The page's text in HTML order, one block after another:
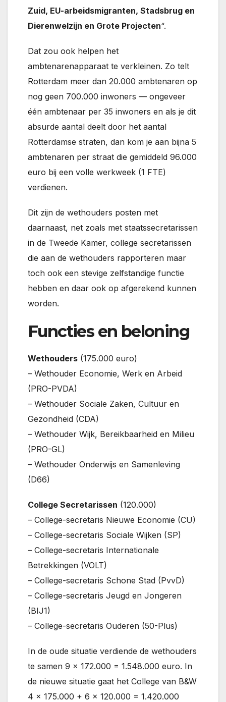
Zuid, EU-arbeidsmigranten, Stadsbrug en
Dierenwelzijn en Grote Projecten“.
Dat zou ook helpen het
ambtenarenapparaat te verkleinen. Zo telt
Rotterdam meer dan 20.000 ambtenaren op
nog geen 700.000 inwoners — ongeveer
één ambtenaar per 35 inwoners en als je dit
absurde aantal deelt door het aantal
Rotterdamse straten, dan kom je aan bijna 5
ambtenaren per straat die gemiddeld 96.000
euro bij een volle werkweek (1 FTE)
verdienen.
Dit zijn de wethouders posten met
daarnaast, net zoals met staatssecretarissen
in de Tweede Kamer, college secretarissen
die aan de wethouders rapporteren maar
toch ook een stevige zelfstandige functie
hebben en daar ook op afgerekend kunnen
worden.
Functies en beloning
Wethouders (175.000 euro)
– Wethouder Economie, Werk en Arbeid
(PRO-PVDA)
– Wethouder Sociale Zaken, Cultuur en
Gezondheid (CDA)
– Wethouder Wijk, Bereikbaarheid en Milieu
(PRO-GL)
– Wethouder Onderwijs en Samenleving
(D66)
College Secretarissen (120.000)
– College-secretaris Nieuwe Economie (CU)
– College-secretaris Sociale Wijken (SP)
– College-secretaris Internationale
Betrekkingen (VOLT)
– College-secretaris Schone Stad (PvvD)
– College-secretaris Jeugd en Jongeren
(BIJ1)
– College-secretaris Ouderen (50-Plus)
In de oude situatie verdiende de wethouders
te samen 9 x 172.000 = 1.548.000 euro. In
de nieuwe situatie gaat het College van B&W
4 x 175.000 + 6 x 120.000 = 1.420.000